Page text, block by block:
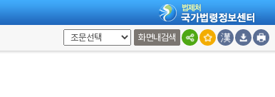
화면내검색
.<개정 2010. 6. 4.>
가 있다는 의학적 소견이 있어야 한다.